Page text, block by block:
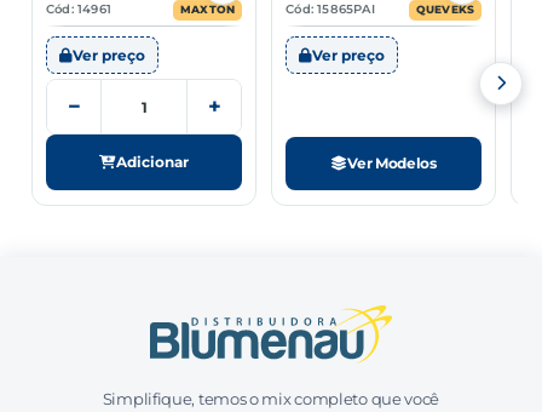
Cód: 14961
MAXTON
Ver preço
− +
Adicionar
Cód: 15865PAI
QUEVEKS
Ver preço
Ver Modelos
Simplifique, temos o mix completo que você